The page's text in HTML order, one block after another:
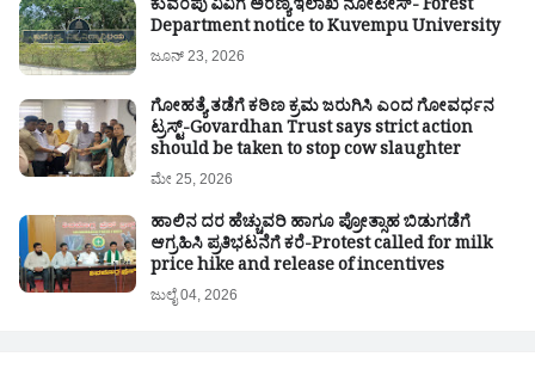
ಕುವೆಂಪು ವಿವಿಗೆ ಅರಣ್ಯ ಇಲಾಖೆ ನೋಟೀಸ್- Forest
Department notice to Kuvempu University
ಜೂನ್ 23, 2026
ಗೋಹತ್ಯೆ ತಡೆಗೆ ಕಠಿಣ ಕ್ರಮ ಜರುಗಿಸಿ ಎಂದ ಗೋವರ್ಧನ
ಟ್ರಸ್ಟ್-Govardhan Trust says strict action
should be taken to stop cow slaughter
ಮೇ 25, 2026
ಹಾಲಿನ ದರ ಹೆಚ್ಚುವರಿ ಹಾಗೂ ಪ್ರೋತ್ಸಾಹ ಬಿಡುಗಡೆಗೆ
ಆಗ್ರಹಿಸಿ ಪ್ರತಿಭಟನೆಗೆ ಕರೆ-Protest called for milk
price hike and release of incentives
ಜುಲೈ 04, 2026